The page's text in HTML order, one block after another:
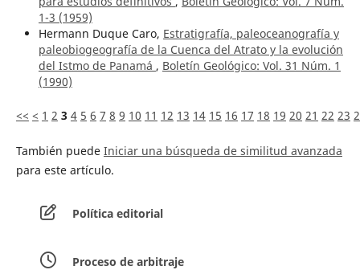
1-3 (1959)
Hermann Duque Caro, Estratigrafía, paleoceanografía y
paleobiogeografía de la Cuenca del Atrato y la evolución
del Istmo de Panamá , Boletín Geológico: Vol. 31 Núm. 1
(1990)
<< < 1 2 3 4 5 6 7 8 9 10 11 12 13 14 15 16 17 18 19 20 21 22 23
También puede Iniciar una búsqueda de similitud avanzada
para este artículo.
Política editorial
Proceso de arbitraje